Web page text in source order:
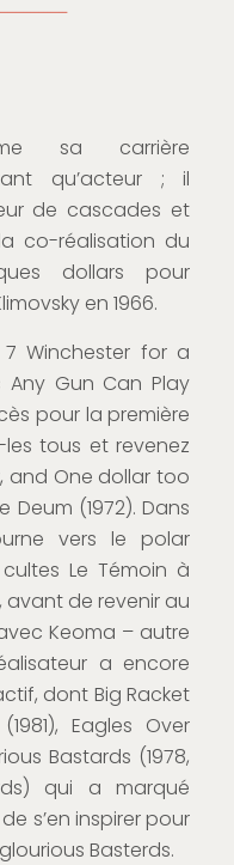
sa carrière
qu’acteur ; il
de cascades et
co-réalisation du
dollars pour
en 1966.
7 Winchester for a
Any Gun Can Play
pour la première
les tous et revenez
and One dollar too
Deum (1972). Dans
vers le polar
Le Témoin à
avant de revenir au
Keoma – autre
a encore
dont Big Racket
Eagles Over
Bastards (1978,
qui a marqué
s’en inspirer pour
Basterds.